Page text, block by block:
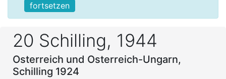
fortsetzen
20 Schilling, 1944
Osterreich und Osterreich-Ungarn,
Schilling 1924